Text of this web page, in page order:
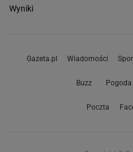
Wyniki
Gazeta.pl Wiadomości
Buzz Pogoda
Poczta